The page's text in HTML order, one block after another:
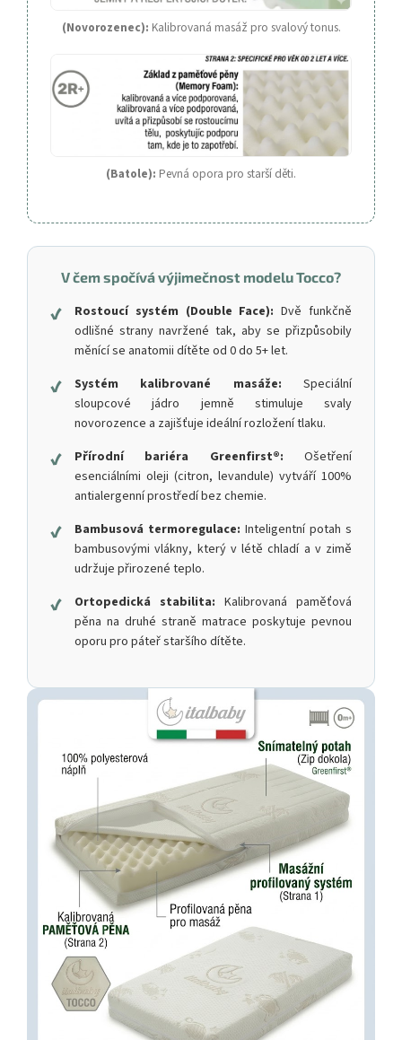
(Novorozenec): Kalibrovaná masáž pro svalový tonus.
(Batole): Pevná opora pro starší děti.
V čem spočívá výjimečnost modelu Tocco?
✔ Rostoucí systém (Double Face): Dvě funkčně
odlišné strany navržené tak, aby se přizpůsobily
měnící se anatomii dítěte od 0 do 5+ let.
✔ Systém kalibrované masáže: Speciální
sloupcové jádro jemně stimuluje svaly
novorozence a zajišťuje ideální rozložení tlaku.
✔ Přírodní bariéra Greenfirst®: Ošetření
esenciálními oleji (citron, levandule) vytváří 100%
antialergenní prostředí bez chemie.
✔ Bambusová termoregulace: Inteligentní potah s
bambusovými vlákny, který v létě chladí a v zimě
udržuje přirozené teplo.
✔ Ortopedická stabilita: Kalibrovaná paměťová
pěna na druhé straně matrace poskytuje pevnou
oporu pro páteř staršího dítěte.